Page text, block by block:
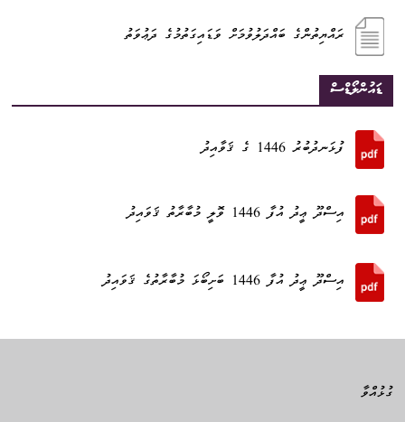
ރައްޔިތުންގެ ބައްދަލުވުމަށް ވަޑައިގަތުމުގެ ދަޢުވަތު
ޑައުންލޯޑްސް
ފުޅަނދުބުރު 1446 ގެ ޤަވާއިދު
އިސްދޫ ޢީދު އުފާ 1446 ވޮލީ މުބާރާތު ޤަވައިދު
އިސްދޫ ޢީދު އުފާ 1446 ބަށިބޯޅަ މުބާރާތުގެ ޤަވައިދު
ގުޅުއްވާ